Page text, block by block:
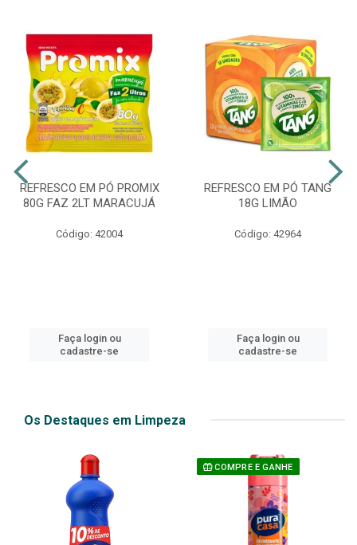
REFRESCO EM PÓ PROMIX
80G FAZ 2LT MARACUJÁ
Código: 42004
Faça login ou
cadastre-se
REFRESCO EM PÓ TANG
18G LIMÃO
Código: 42964
Faça login ou
cadastre-se
Os Destaques em Limpeza
COMPRE E GANHE